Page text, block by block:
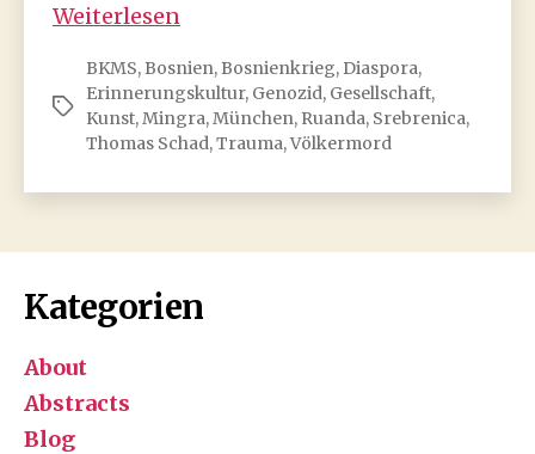
Weiterlesen
und
München:
Geteilte
Schlagwörter
BKMS, Bosnien, Bosnienkrieg, Diaspora,
Erinnerungskultur, Genozid, Gesellschaft,
Kunst, Mingra, München, Ruanda, Srebrenica,
Thomas Schad,Trauma,Völkermord
Kategorien
About
Abstracts
Blog